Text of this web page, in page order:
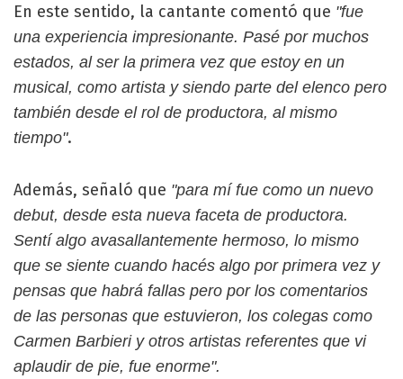
En este sentido, la cantante comentó que "fue
una experiencia impresionante. Pasé por muchos
estados, al ser la primera vez que estoy en un
musical, como artista y siendo parte del elenco pero
también desde el rol de productora, al mismo
tiempo".
Además, señaló que "para mí fue como un nuevo
debut, desde esta nueva faceta de productora.
Sentí algo avasallantemente hermoso, lo mismo
que se siente cuando hacés algo por primera vez y
pensas que habrá fallas pero por los comentarios
de las personas que estuvieron, los colegas como
Carmen Barbieri y otros artistas referentes que vi
aplaudir de pie, fue enorme".